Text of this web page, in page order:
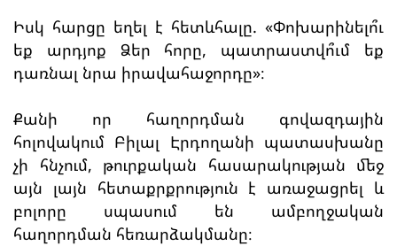
Իսկ հարցը եղել է հետևհալը. «Փոխարինելո՞ւ
եք արդյոք Ձեր հորը, պատրաստվո՞ւմ եք
դառնալ նրա իրավահաջորդը»։
Քանի որ հաղորդման գովազդային
հոլովակում Բիլալ Էրդողանի պատասխանը
չի հնչում, թուրքական հասարակության մեջ
այն լայն հետաքրքրություն է առաջացրել և
բոլորը սպասում են ամբողջական
հաղորդման հեռարձակմանը։